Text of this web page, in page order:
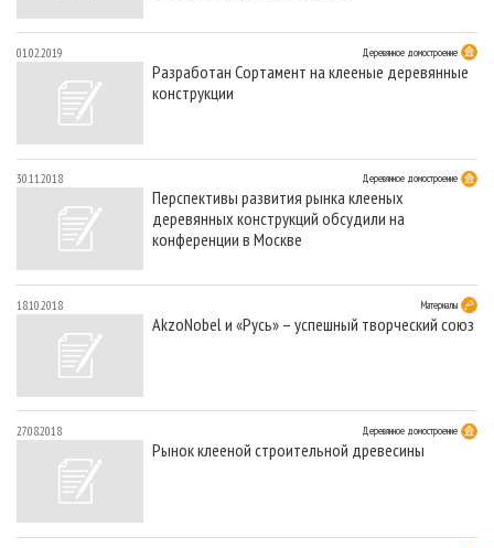
01.02.2019 Деревянное домостроение
Разработан Сортамент на клееные деревянные
конструкции
30.11.2018 Деревянное домостроение
Перспективы развития рынка клееных
деревянных конструкций обсудили на
конференции в Москве
18.10.2018 Материалы
AkzoNobel и «Русь» – успешный творческий союз
27.08.2018 Деревянное домостроение
Рынок клееной строительной древесины